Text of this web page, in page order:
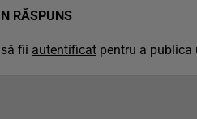
RĂSPUNS
fii autentificat pentru a publica